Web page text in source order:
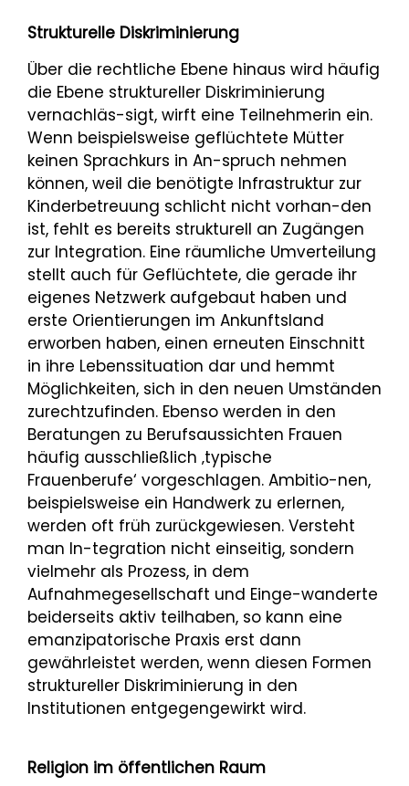
Strukturelle Diskriminierung
Über die rechtliche Ebene hinaus wird häufig
die Ebene struktureller Diskriminierung
vernachläs-sigt, wirft eine Teilnehmerin ein.
Wenn beispielsweise geflüchtete Mütter
keinen Sprachkurs in An-spruch nehmen
können, weil die benötigte Infrastruktur zur
Kinderbetreuung schlicht nicht vorhan-den
ist, fehlt es bereits strukturell an Zugängen
zur Integration. Eine räumliche Umverteilung
stellt auch für Geflüchtete, die gerade ihr
eigenes Netzwerk aufgebaut haben und
erste Orientierungen im Ankunftsland
erworben haben, einen erneuten Einschnitt
in ihre Lebenssituation dar und hemmt
Möglichkeiten, sich in den neuen Umständen
zurechtzufinden. Ebenso werden in den
Beratungen zu Berufsaussichten Frauen
häufig ausschließlich ‚typische
Frauenberufe‘ vorgeschlagen. Ambitio-nen,
beispielsweise ein Handwerk zu erlernen,
werden oft früh zurückgewiesen. Versteht
man In-tegration nicht einseitig, sondern
vielmehr als Prozess, in dem
Aufnahmegesellschaft und Einge-wanderte
beiderseits aktiv teilhaben, so kann eine
emanzipatorische Praxis erst dann
gewährleistet werden, wenn diesen Formen
struktureller Diskriminierung in den
Institutionen entgegengewirkt wird.
Religion im öffentlichen Raum